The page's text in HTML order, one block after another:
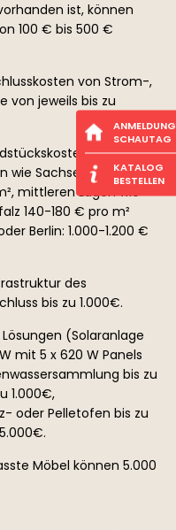
ist, können
100 € bis 500 €
von Strom-,
von jeweils bis zu
erheblich
wie Sachsen-Anhalt
mittleren Lagen wie
140-180 € pro m²
Berlin: 1.000-1.200 €
des
bis zu 1.000€.
(Solaranlage
mit 5 x 620 W Panels
bis zu
1.000€,
oder Pelletofen bis zu
Möbel können 5.000
ANMELDUNG
SCHAUTAG
KATALOG
BESTELLEN